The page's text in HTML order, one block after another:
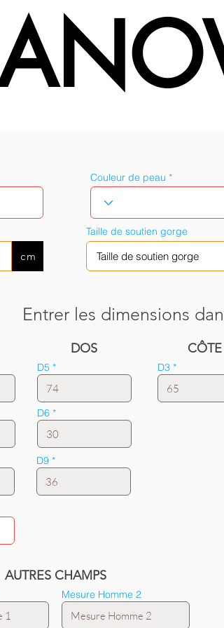
cm
Couleur de peau
Taille de soutien gorge
Entrer les dimensions
DOS CÔTE
D5
D6
D9
D3
AUTRES CHAMPS
Mesure Homme 2